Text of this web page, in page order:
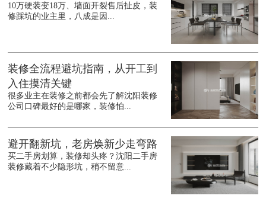
10万硬装变18万、墙面开裂售后扯皮，装
修踩坑的业主里，八成是因...
装修全流程避坑指南，从开工到
入住摸清关键
很多业主在装修之前都会先了解沈阳装修
公司口碑最好的是哪家，装修怕...
避开翻新坑，老房焕新少走弯路
买二手房划算，装修却头疼？沈阳二手房
装修藏着不少隐形坑，稍不留意...